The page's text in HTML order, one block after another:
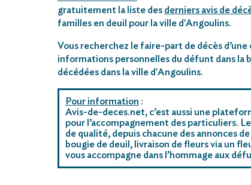
gratuitement la liste des derniers avis de
familles en deuil pour la ville d'Angoulins.
Vous recherchez le faire-part de décès d’une
informations personnelles du défunt dans la
décédées dans la ville d'Angoulins.
Pour information :
Avis-de-deces.net, c’est aussi une
pour l’accompagnement des particuliers.
de qualité, depuis chacune des annonces
bougie de deuil, livraison de fleurs via un
vous accompagne dans l’hommage aux